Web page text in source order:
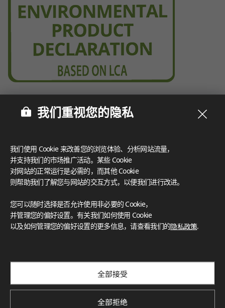
我们重视您的隐私
我们使用 Cookie 来改善您的浏览体验、分析网站流量，
并支持我们的市场推广活动。某些 Cookie
对网站的正常运行是必需的，而其他 Cookie
则帮助我们了解您与网站的交互方式，以便我们进行改进。
您可以随时选择是否允许使用非必要的 Cookie，
并管理您的偏好设置。有关我们如何使用 Cookie
以及如何管理您的偏好设置的更多信息，请查看我们的隐私政策.
全部接受
全部拒绝